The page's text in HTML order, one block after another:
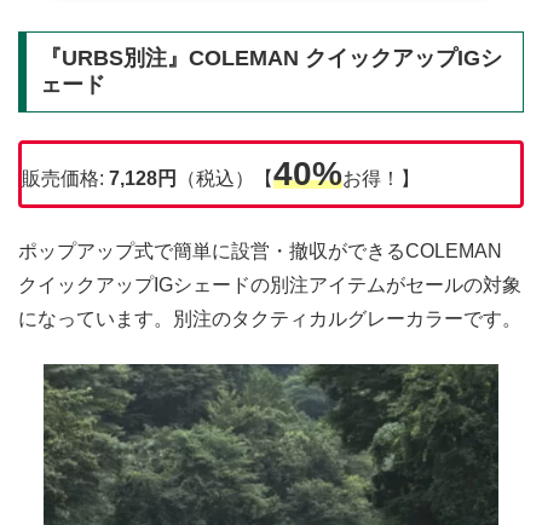
『URBS別注』COLEMAN クイックアップIGシ
ェード
販売価格: 7,128円 （税込）【40%お得！】
ポップアップ式で簡単に設営・撤収ができるCOLEMAN
クイックアップIGシェードの別注アイテムがセールの対象
になっています。別注のタクティカルグレーカラーです。